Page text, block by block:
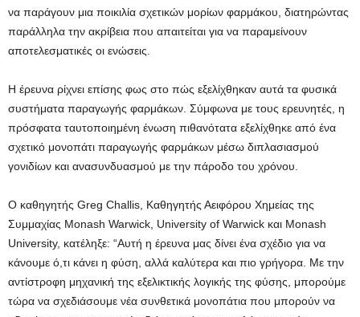
να παράγουν μια ποικιλία σχετικών μορίων φαρμάκου, διατηρώντας
παράλληλα την ακρίβεια που απαιτείται για να παραμείνουν
αποτελεσματικές οι ενώσεις.
Η έρευνα ρίχνει επίσης φως στο πώς εξελίχθηκαν αυτά τα φυσικά
συστήματα παραγωγής φαρμάκων. Σύμφωνα με τους ερευνητές, η
πρόσφατα ταυτοποιημένη ένωση πιθανότατα εξελίχθηκε από ένα
σχετικό μονοπάτι παραγωγής φαρμάκων μέσω διπλασιασμού
γονιδίων και ανασυνδυασμού με την πάροδο του χρόνου.
Ο καθηγητής Greg Challis, Καθηγητής Αειφόρου Χημείας της
Συμμαχίας Monash Warwick, University of Warwick και Monash
University, κατέληξε: “Αυτή η έρευνα μας δίνει ένα σχέδιο για να
κάνουμε ό,τι κάνει η φύση, αλλά καλύτερα και πιο γρήγορα. Με την
αντίστροφη μηχανική της εξελικτικής λογικής της φύσης, μπορούμε
τώρα να σχεδιάσουμε νέα συνθετικά μονοπάτια που μπορούν να